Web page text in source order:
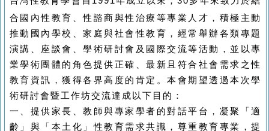
合國內性教育、性諮商與性治療等專業人才，積極主動
推動國內學校、家庭與社會性教育，經常舉辦各類專題
演講、座談會、學術研討會及國際交流等活動，並以專
業學術團體的角色提供正確、最新且符合社會需求之性
教育資訊，獲得各界高度的肯定。本會期望透過本次學
術研討會暨工作坊交流達成以下目的 ：
一、提供家長、教師與專家學者的對話平台，凝聚「適
齡」與「本土化」性教育需求共識，尊重教育專業，提